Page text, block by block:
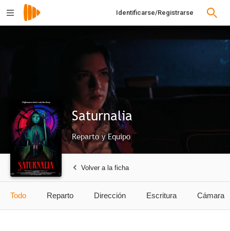
Identificarse/Registrarse
Saturnalia
Reparto y Equipo
Volver a la ficha
Todo Reparto Dirección Escritura Cámara